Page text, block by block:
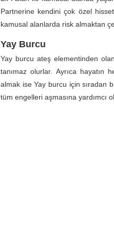
Partnerine kendini çok özel
kamusal alanlarda risk almaktan
Yay Burcu
Yay burcu ateş elementinden
tanımaz olurlar. Ayrıca
almak ise Yay burcu için sıradan
tüm engelleri aşmasına yardımcı